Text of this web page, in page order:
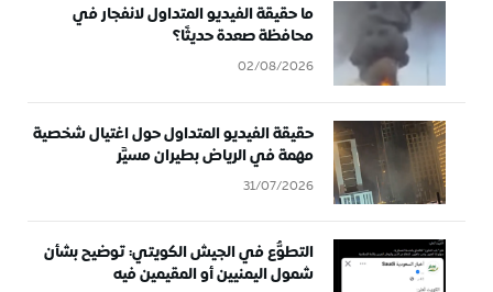
ما حقيقة الفيديو المتداول لانفجار في
محافظة صعدة حديثًا؟
02/08/2026
حقيقة الفيديو المتداول حول اغتيال شخصية
مهمة في الرياض بطيران مسيَّر
31/07/2026
التطوُّع في الجيش الكويتي: توضيح بشأن
شمول اليمنيين أو المقيمين فيه